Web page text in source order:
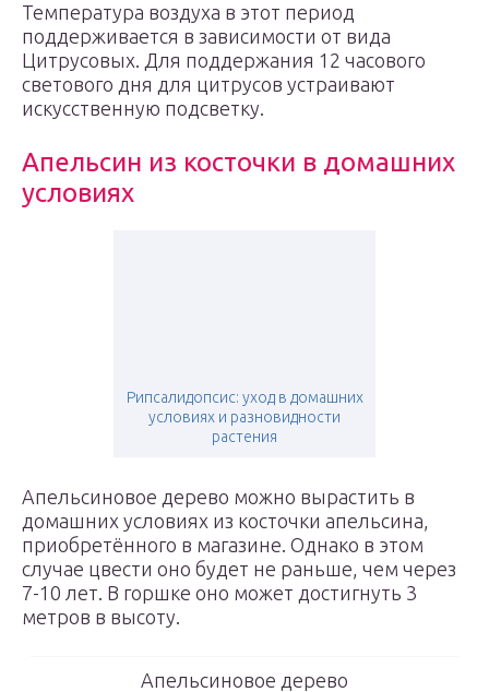
Температура воздуха в этот период
поддерживается в зависимости от вида
Цитрусовых. Для поддержания 12 часового
светового дня для цитрусов устраивают
искусственную подсветку.
Апельсин из косточки в домашних
условиях
Рипсалидопсис: уход в домашних
условиях и разновидности
растения
Апельсиновое дерево можно вырастить в
домашних условиях из косточки апельсина,
приобретённого в магазине. Однако в этом
случае цвести оно будет не раньше, чем через
7-10 лет. В горшке оно может достигнуть 3
метров в высоту.
Апельсиновое дерево